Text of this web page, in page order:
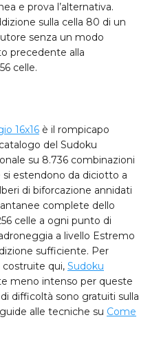
e prova l’alternativa.
sulla cella 80 di un
senza un modo
precedente alla
celle.
16x16 è il rompicapo
del Sudoku
su 8.736 combinazioni
estendono da diciotto a
di biforcazione annidati
complete dello
celle a ogni punto di
a livello Estremo
sufficiente. Per
costruite qui, Sudoku
meno intenso per queste
difficoltà sono gratuiti sulla
alle tecniche su Come